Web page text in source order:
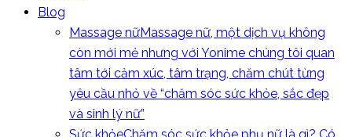
Blog
Massage nữMassage nữ, một dịch vụ không
còn mới mẻ nhưng với Yonime chúng tôi quan
tâm tới cảm xúc, tâm trạng, chăm chút từng
yêu cầu nhỏ về “chăm sóc sức khỏe, sắc đẹp
và sinh lý nữ”